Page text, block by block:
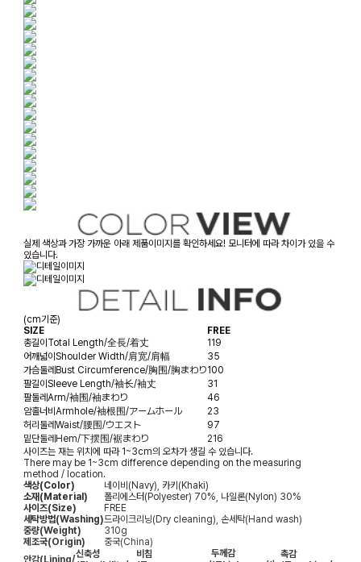
실제 색상과 가장 가까운 아래 제품이미지를 확인하세요! 모니터에 따라 차이가 있을 수
있습니다.
(cm기준)
SIZE
FREE
총길이Total Length/全長/着丈
119
어깨넓이Shoulder Width/肩宽/肩幅
35
가슴둘레Bust Circumference/胸围/胸まわり100
팔길이Sleeve Length/袖长/袖丈
31
팔둘레Arm/袖围/袖まわり
46
암홀너비Armhole/袖根围/アームホール
23
허리둘레Waist/腰围/ウエスト
97
밑단둘레Hem/下摆围/裾まわり
216
사이즈는 재는 위치에 따라 1~3cm의 오차가 생길 수 있습니다.
There may be 1~3cm difference depending on the measuring
method / location.
색상(Color)
네이비(Navy), 카키(Khaki)
소재(Material)
폴리에스터(Polyester) 70%, 나일론(Nylon) 30%
사이즈(Size)
FREE
세탁방법(Washing)드라이크리닝(Dry cleaning), 손세탁(Hand wash)
중량(Weight)
310g
제조국(Origin)
중국(China)
안감(Lining/신축성
비침
두께감
촉감